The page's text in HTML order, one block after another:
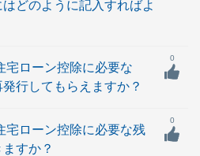
どのように記入すればよ
宅ローン控除に必要な
発行してもらえますか？
0
宅ローン控除に必要な残
すか？
0